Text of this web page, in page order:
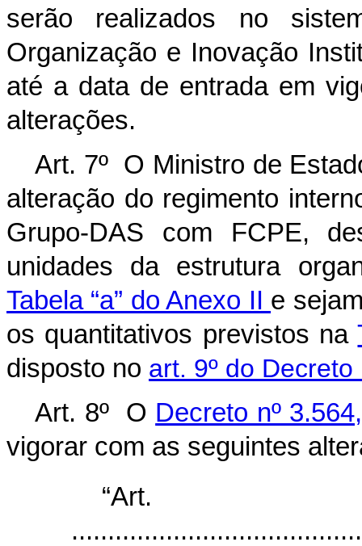
serão realizados no
Organização e Inovação
até a data de entrada em
alterações.
Art. 7º O Ministro de
alteração do regimento
Grupo-DAS com FCPE,
unidades da estrutura
Tabela “a” do Anexo II e
os quantitativos previstos na
disposto no art. 9º do
Art. 8º O Decreto nº
vigorar com as seguintes